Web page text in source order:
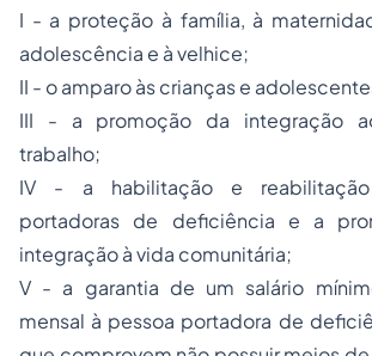
I - a proteção à família, à
adolescência e à velhice;
II - o amparo às crianças e
III - a promoção da integração
trabalho;
IV - a habilitação e
portadoras de deficiência e a
integração à vida comunitária;
V - a garantia de um salário
mensal à pessoa portadora de